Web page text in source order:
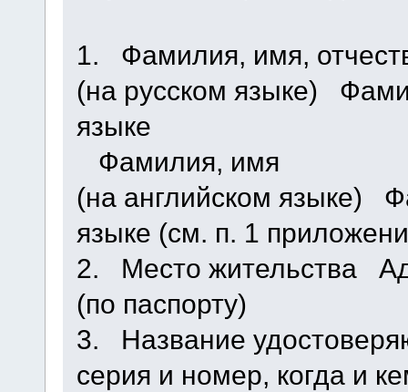
1. Фамилия, имя,
(на русском языке)
языке
Фамилия, имя
(на английском языке)
языке (см. п. 1
2. Место жительства
(по паспорту)
3. Название
серия и номер, когда и